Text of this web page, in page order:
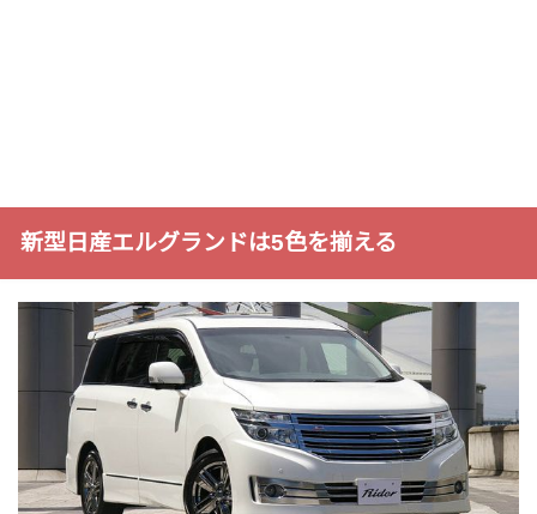
新型日産エルグランドは5色を揃える